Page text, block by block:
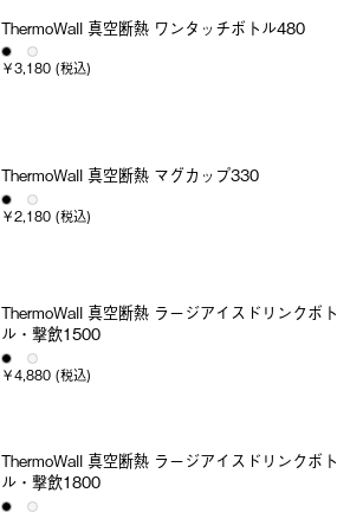
ThermoWall 真空断熱 ワンタッチボトル480
￥3,180 (税込)
ThermoWall 真空断熱 マグカップ330
￥2,180 (税込)
ThermoWall 真空断熱 ラージアイスドリンクボト
ル・撃飲1500
￥4,880 (税込)
ThermoWall 真空断熱 ラージアイスドリンクボト
ル・撃飲1800